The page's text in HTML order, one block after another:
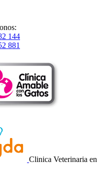
144
881
Clinica Veterinaria en